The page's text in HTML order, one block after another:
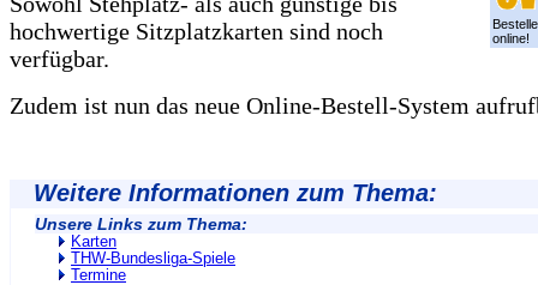
online!
hochwertige Sitzplatzkarten sind noch
verfügbar.
Zudem ist nun das neue Online-Bestell-System
Weitere Informationen zum Thema:
Unsere Links zum Thema:
Karten
THW-Bundesliga-Spiele
Termine